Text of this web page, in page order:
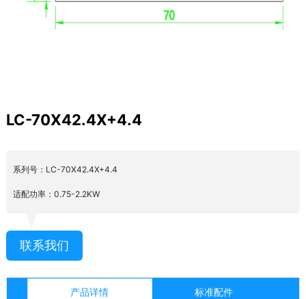
LC-70X42.4X+4.4
系列号：LC-70X42.4X+4.4
适配功率：0.75-2.2KW
联系我们
产品详情 标准配件